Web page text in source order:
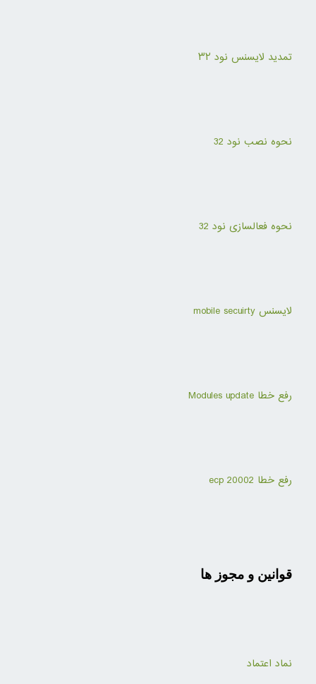
تمدید لایسنس نود ۳۲
نحوه نصب نود 32
نحوه فعالسازی نود 32
لایسنس mobile secuirty
رفع خطا Modules update
رفع خطا ecp 20002
قوانین و مجوز ها
نماد اعتماد